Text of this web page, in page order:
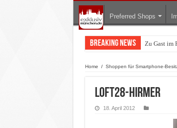
Preferred Shops
Breaking News Zu Gast im
Warum
Home / Shoppen für Smartphone-
loft28-hirmer
18. April 2012